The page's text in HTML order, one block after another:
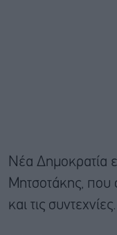
Νέα Δημοκρατία
Μητσοτάκης, που
και τις συντεχνίες.